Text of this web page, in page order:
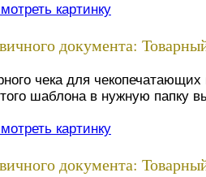
картинку
документа:
чека для
шаблона в нужную папку
картинку
документа: